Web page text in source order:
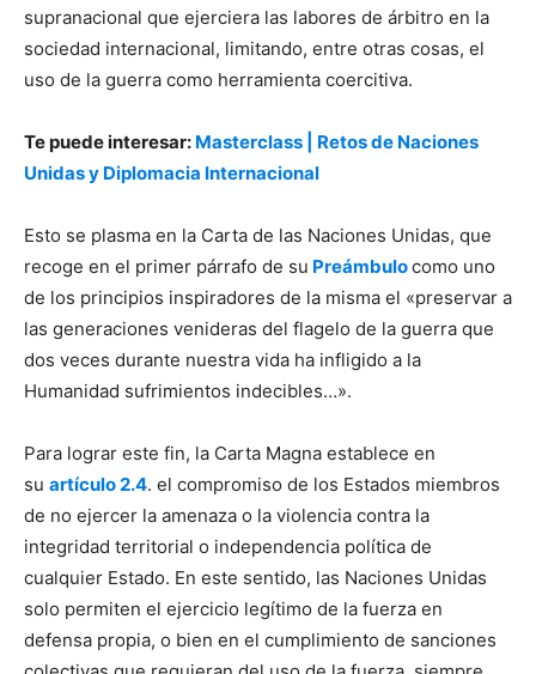
supranacional que ejerciera las labores de árbitro en la
sociedad internacional, limitando, entre otras cosas, el
uso de la guerra como herramienta coercitiva.
Te puede interesar: Masterclass | Retos de Naciones
Unidas y Diplomacia Internacional
Esto se plasma en la Carta de las Naciones Unidas, que
recoge en el primer párrafo de su Preámbulocomo uno
de los principios inspiradores de la misma el «preservar a
las generaciones venideras del flagelo de la guerra que
dos veces durante nuestra vida ha infligido a la
Humanidad sufrimientos indecibles…».
Para lograr este fin, la Carta Magna establece en
su artículo 2.4. el compromiso de los Estados miembros
de no ejercer la amenaza o la violencia contra la
integridad territorial o independencia política de
cualquier Estado. En este sentido, las Naciones Unidas
solo permiten el ejercicio legítimo de la fuerza en
defensa propia, o bien en el cumplimiento de sanciones